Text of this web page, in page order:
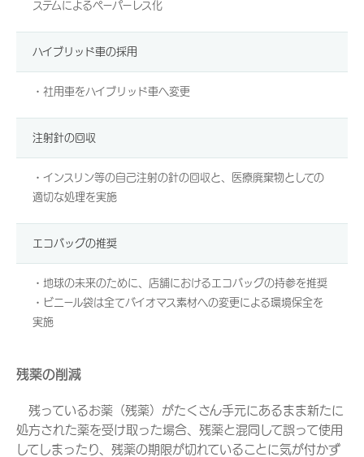
ステムによるペーパーレス化
ハイブリッド車の採用
・社用車をハイブリッド車へ変更
注射針の回収
・インスリン等の自己注射の針の回収と、医療廃棄物としての
適切な処理を実施
エコバッグの推奨
・地球の未来のために、店舗におけるエコバッグの持参を推奨
・ビニール袋は全てバイオマス素材への変更による環境保全を
実施
残薬の削減
残っているお薬（残薬）がたくさん手元にあるまま新たに
処方された薬を受け取った場合、残薬と混同して誤って使用
してしまったり、残薬の期限が切れていることに気が付かず